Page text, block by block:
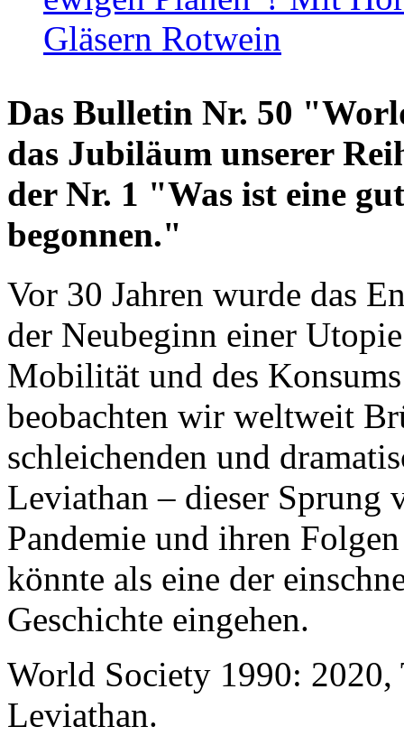
Gläsern Rotwein
Das Bulletin Nr. 50
das Jubiläum unserer
der Nr. 1 "Was ist eine
begonnen."
Vor 30 Jahren wurde das
der Neubeginn einer
Mobilität und des
beobachten wir weltweit
schleichenden und
Leviathan – dieser Sprung
Pandemie und ihren
könnte als eine der
Geschichte eingehen.
World Society 1990: 2020,
Leviathan.